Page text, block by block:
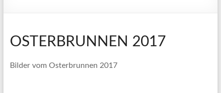
OSTERBRUNNEN 2017
Bilder vom Osterbrunnen 2017